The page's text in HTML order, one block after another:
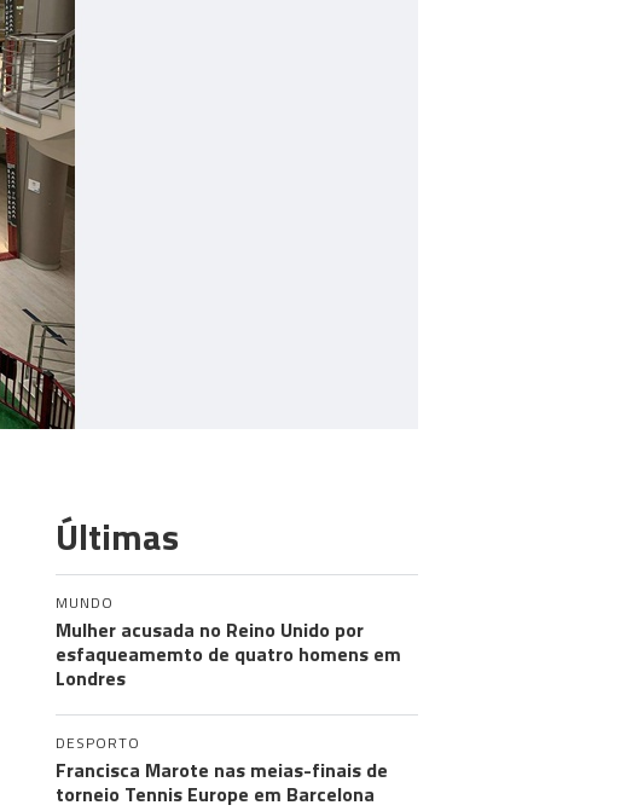
Últimas
MUNDO
Mulher acusada no Reino Unido por
esfaqueamemto de quatro homens em
Londres
DESPORTO
Francisca Marote nas meias-finais de
torneio Tennis Europe em Barcelona